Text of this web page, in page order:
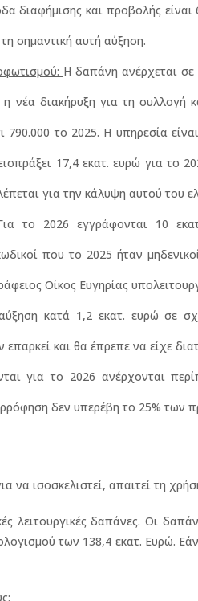
διαφήμισης και προβολής
σημαντική αυτή αύξηση.
Η δαπάνη ανέρχεται
η νέα διακήρυξη για τη
790.000 το 2025. Η υπηρεσία
17,4 εκατ. ευρώ για το
για την κάλυψη αυτού του
το 2026 εγγράφονται 10
που το 2025 ήταν
Οίκος Ευγηρίας
κατά 1,2 εκατ. ευρώ σε
και θα έπρεπε να είχε
για το 2026 ανέρχονται
δεν υπερέβη το 25% των
να ισοσκελιστεί, απαιτεί τη
λειτουργικές δαπάνες. Οι
των 138,4 εκατ. Ευρώ.